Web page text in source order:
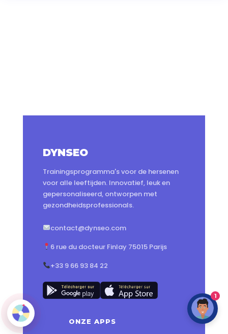
DYNSEO
Trainingsprogramma's voor de hersenen
voor alle leeftijden. Innovatief, leuk en
gepersonaliseerd, ontworpen met
gezondheidsprofessionals.
contact@dynseo.com
6 rue du docteur Finlay 75015 Parijs
+33 9 66 93 84 22
ONZE APPS
1